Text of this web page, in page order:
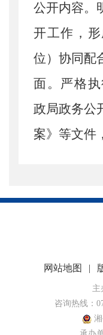
公开内容。
开工作，
位）协同配
面。严格
政局政务公
案》等文件
信息报送、
制度，切
作质量和效
（二）
网站地图 |
主
咨询热线：